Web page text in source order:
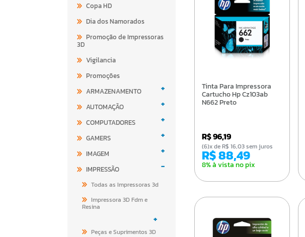
Copa HD
Dia dos Namorados
Promoção de Impressoras
3D
Vigilancia
Promoções
ARMAZENAMENTO
+
AUTOMAÇÃO +
COMPUTADORES +
GAMERS +
IMAGEM +
IMPRESSÃO -
Todas as Impressoras 3d
Impressora 3D Fdm e
Resina
+
Peças e Suprimentos 3D
Tinta Para Impressora
Cartucho Hp Cz103ab
N662 Preto
R$ 96,19
R$ 88,49
8% à vista no pix
(6)x de R$ 16,03 sem juros